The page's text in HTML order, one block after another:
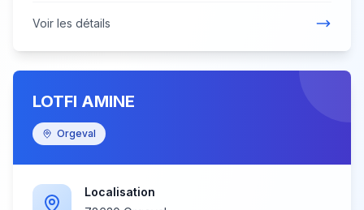
Voir les détails
LOTFI AMINE
Orgeval
Localisation